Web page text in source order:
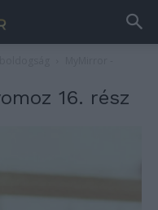
16. rész